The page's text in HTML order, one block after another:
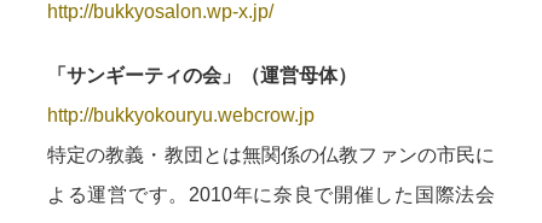
http://bukkyosalon.wp-x.jp/
「サンギーティの会」（運営母体）
http://bukkyokouryu.webcrow.jp
特定の教義・教団とは無関係の仏教ファンの市民に
よる運営です。2010年に奈良で開催した国際法会